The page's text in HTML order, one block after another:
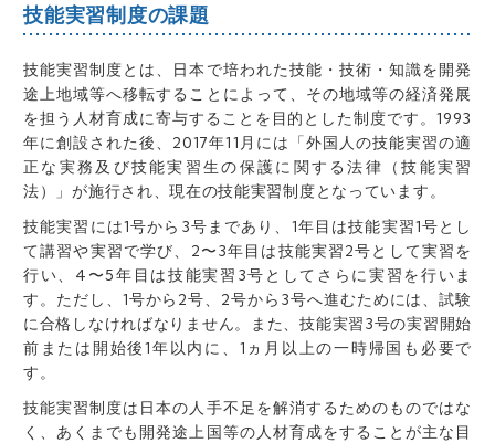
技能実習制度の課題
技能実習制度とは、日本で培われた技能・技術・知識を開発
途上地域等へ移転することによって、その地域等の経済発展
を担う人材育成に寄与することを目的とした制度です。1993
年に創設された後、2017年11月には「外国人の技能実習の適
正な実務及び技能実習生の保護に関する法律（技能実習
法）」が施行され、現在の技能実習制度となっています。
技能実習には1号から3号まであり、1年目は技能実習1号とし
て講習や実習で学び、2〜3年目は技能実習2号として実習を
行い、4〜5年目は技能実習3号としてさらに実習を行いま
す。ただし、1号から2号、2号から3号へ進むためには、試験
に合格しなければなりません。また、技能実習3号の実習開始
前または開始後1年以内に、1ヵ月以上の一時帰国も必要で
す。
技能実習制度は日本の人手不足を解消するためのものではな
く、あくまでも開発途上国等の人材育成をすることが主な目